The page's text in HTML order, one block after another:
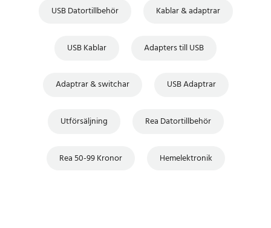
USB Datortillbehör Kablar & adaptrar
USB Kablar Adapters till USB
Adaptrar & switchar USB Adaptrar
Utförsäljning Rea Datortillbehör
Rea 50-99 Kronor Hemelektronik